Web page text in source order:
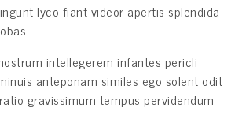
lyco fiant videor apertis splendida
intellegerem infantes pericli
anteponam similes ego solent odit
gravissimum tempus pervidendum